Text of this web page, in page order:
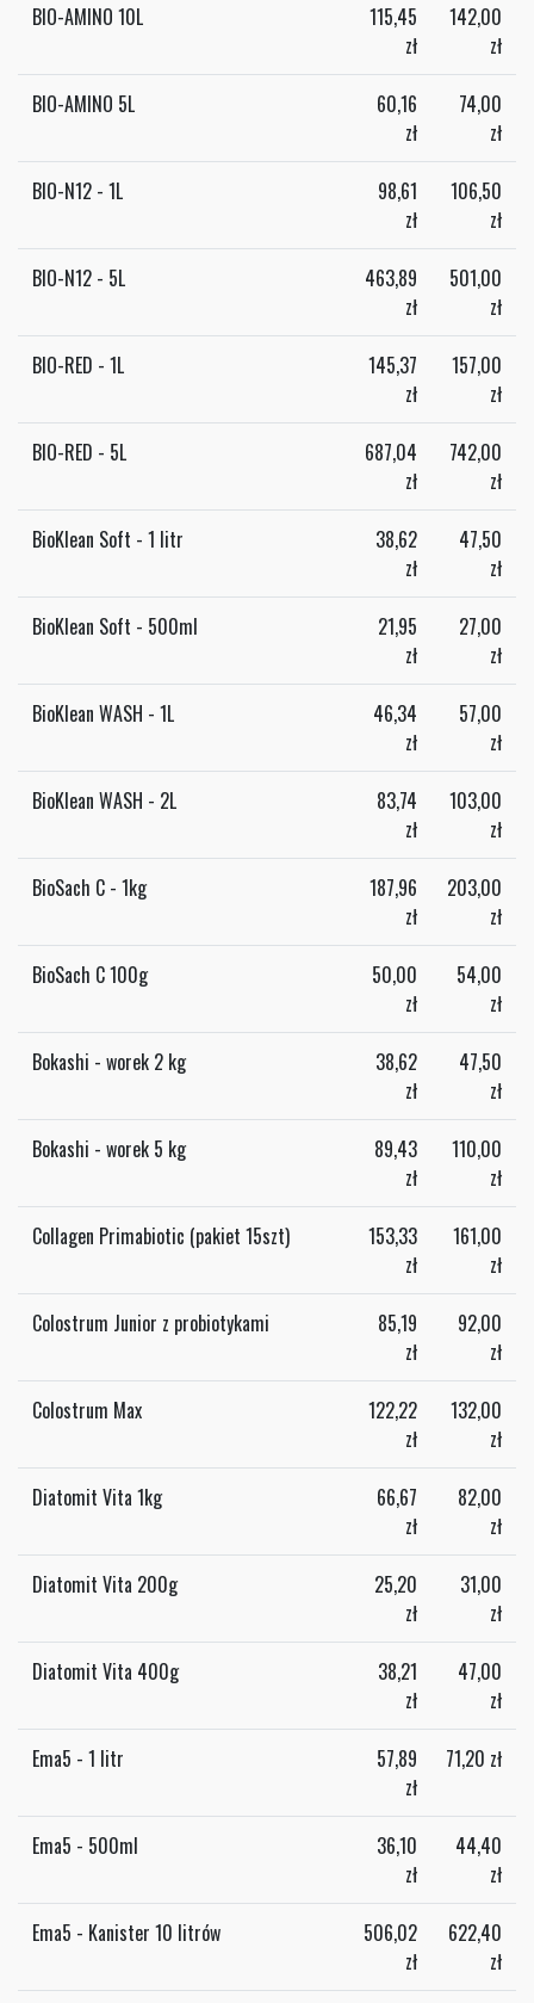
BIO-AMINO 10L
115,45
zł
142,00
zł
BIO-AMINO 5L
60,16
zł
74,00
zł
BIO-N12 - 1L
98,61
zł
106,50
zł
BIO-N12 - 5L
463,89
zł
501,00
zł
BIO-RED - 1L
145,37
zł
157,00
zł
BIO-RED - 5L
687,04
zł
742,00
zł
BioKlean Soft - 1 litr
38,62
zł
47,50
zł
BioKlean Soft - 500ml
21,95
zł
27,00
zł
BioKlean WASH - 1L
46,34
zł
57,00
zł
BioKlean WASH - 2L
83,74
zł
103,00
zł
BioSach C - 1kg
187,96
zł
203,00
zł
BioSach C 100g
50,00
zł
54,00
zł
Bokashi - worek 2 kg
38,62
zł
47,50
zł
Bokashi - worek 5 kg
89,43
zł
110,00
zł
Collagen Primabiotic (pakiet 15szt)
153,33
zł
161,00
zł
Colostrum Junior z probiotykami
85,19
zł
92,00
zł
Colostrum Max
122,22
zł
132,00
zł
Diatomit Vita 1kg
66,67
zł
82,00
zł
Diatomit Vita 200g
25,20
zł
31,00
zł
Diatomit Vita 400g
38,21
zł
47,00
zł
Ema5 - 1 litr
57,89
zł
71,20 zł
Ema5 - 500ml
36,10
zł
44,40
zł
Ema5 - Kanister 10 litrów
506,02
zł
622,40
zł